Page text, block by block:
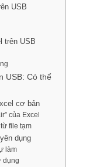
USB
trên USB
USB: Có thể
cơ bản
của Excel
file tạm
dụng
làm
dụng